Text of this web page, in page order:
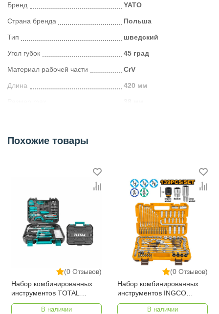
Бренд YATO
Страна бренда Польша
Тип шведский
Угол губок 45 град
Материал рабочей части CrV
Длина 420 мм
Похожие товары
(0 Отзывов)
Набор комбинированных
инструментов TOTAL
THKTHP21306
В наличии
(0 Отзывов)
Набор комбинированных
инструментов INGCO
HKTHP21391
В наличии